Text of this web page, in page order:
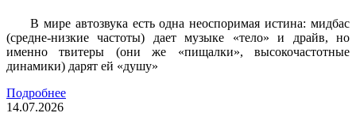
В мире автозвука есть одна неоспоримая истина: мидбас
(средне-низкие частоты) дает музыке «тело» и драйв, но
именно твитеры (они же «пищалки», высокочастотные
динамики) дарят ей «душу»
Подробнее
14.07.2026